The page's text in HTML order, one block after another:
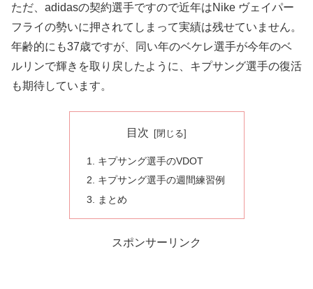
ただ、adidasの契約選手ですので近年はNike ヴェイパー
フライの勢いに押されてしまって実績は残せていません。
年齢的にも37歳ですが、同い年のベケレ選手が今年のベ
ルリンで輝きを取り戻したように、キプサング選手の復活
も期待しています。
目次
キプサング選手のVDOT
キプサング選手の週間練習例
まとめ
スポンサーリンク